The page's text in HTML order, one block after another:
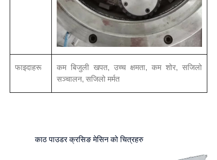
फाइदाहरू
कम बिजुली खपत, उच्च क्षमता, कम शोर, सजिलो
सञ्चालन, सजिलो मर्मत
काठ पाउडर क्रसिङ मेसिन को चित्रहरु